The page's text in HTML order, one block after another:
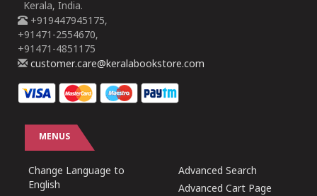
Kerala, India.
+919447945175,
+91471-2554670,
+91471-4851175
customer.care@keralabookstore.com
MENUS
Change Language to
English
Advanced Search
Advanced Cart Page